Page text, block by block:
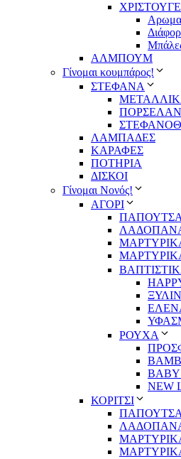
ΑΛΜΠΟΥΜ
Γίνομαι κουμπάρος!
ΣΤΕΦΑΝΑ
ΛΑΜΠΑΔΕΣ
ΚΑΡΑΦΕΣ
ΠΟΤΗΡΙΑ
ΔΙΣΚΟΙ
Γίνομαι Νονός!
ΑΓΟΡΙ
ΡΟΥΧΑ
BABY
NEW
ΚΟΡΙΤΣΙ